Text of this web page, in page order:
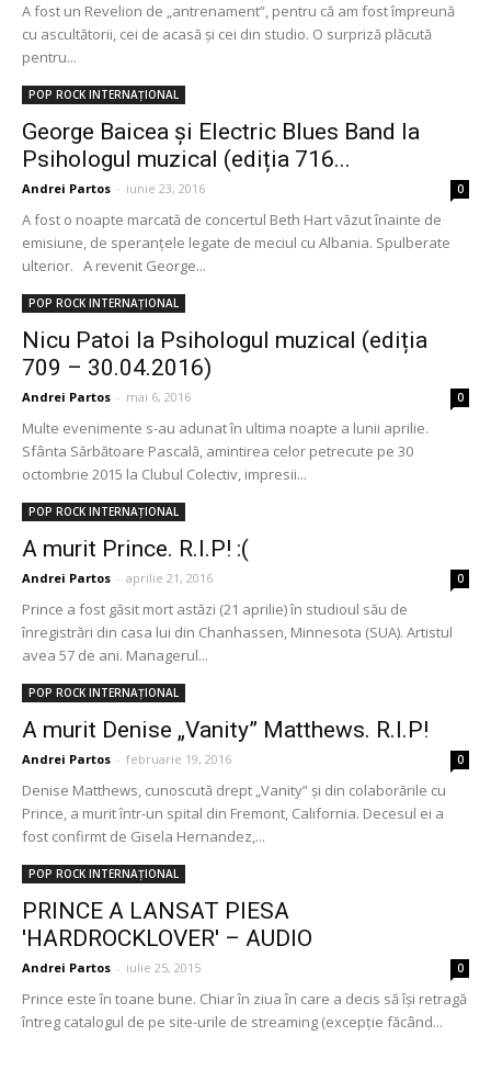
A fost un Revelion de „antrenament”, pentru că am fost împreună
cu ascultătorii, cei de acasă și cei din studio. O surpriză plăcută
pentru...
POP ROCK INTERNAȚIONAL
George Baicea și Electric Blues Band la
Psihologul muzical (ediția 716...
Andrei Partos - iunie 23, 2016 0
A fost o noapte marcată de concertul Beth Hart văzut înainte de
emisiune, de speranțele legate de meciul cu Albania. Spulberate
ulterior. A revenit George...
POP ROCK INTERNAȚIONAL
Nicu Patoi la Psihologul muzical (ediția
709 – 30.04.2016)
Andrei Partos - mai 6, 2016 0
Multe evenimente s-au adunat în ultima noapte a lunii aprilie.
Sfânta Sărbătoare Pascală, amintirea celor petrecute pe 30
octombrie 2015 la Clubul Colectiv, impresii...
POP ROCK INTERNAȚIONAL
A murit Prince. R.I.P! :(
Andrei Partos - aprilie 21, 2016 0
Prince a fost găsit mort astăzi (21 aprilie) în studioul său de
înregistrări din casa lui din Chanhassen, Minnesota (SUA). Artistul
avea 57 de ani. Managerul...
POP ROCK INTERNAȚIONAL
A murit Denise „Vanity” Matthews. R.I.P!
Andrei Partos - februarie 19, 2016 0
Denise Matthews, cunoscută drept „Vanity” și din colaborările cu
Prince, a murit într-un spital din Fremont, California. Decesul ei a
fost confirmt de Gisela Hernandez,...
POP ROCK INTERNAȚIONAL
PRINCE A LANSAT PIESA
'HARDROCKLOVER' – AUDIO
Andrei Partos - iulie 25, 2015 0
Prince este în toane bune. Chiar în ziua în care a decis să își retragă
întreg catalogul de pe site-urile de streaming (excepție făcând...